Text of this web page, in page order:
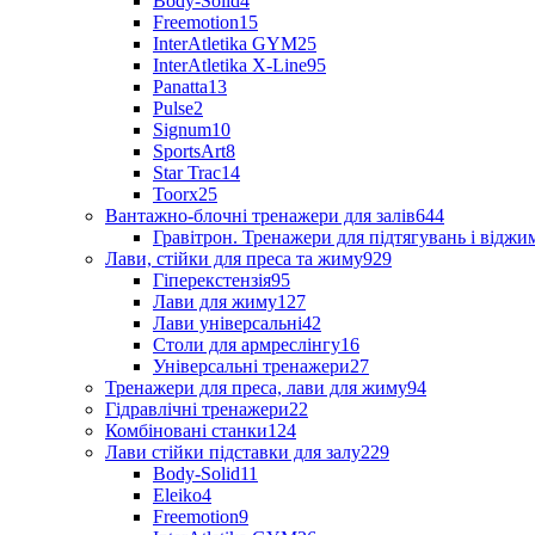
Freemotion15
InterAtletika GYM25
InterAtletika X-Line95
Panatta13
Pulse2
Signum10
SportsArt8
Star Trac14
Toorx25
Вантажно-блочні тренажери для залів644
Гравітрон. Тренажери для підтягувань і
Лави, стійки для преса та жиму929
Гіперекстензія95
Лави для жиму127
Лави універсальні42
Столи для армреслінгу16
Універсальні тренажери27
Тренажери для преса, лави для жиму94
Гідравлічні тренажери22
Комбіновані станки124
Лави стійки підставки для залу229
Body-Solid11
Eleiko4
Freemotion9